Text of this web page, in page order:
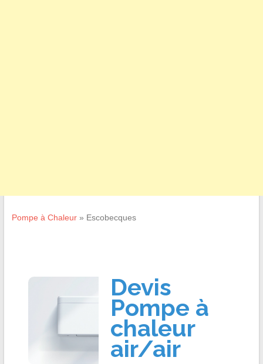
Pompe à Chaleur» Escobecques